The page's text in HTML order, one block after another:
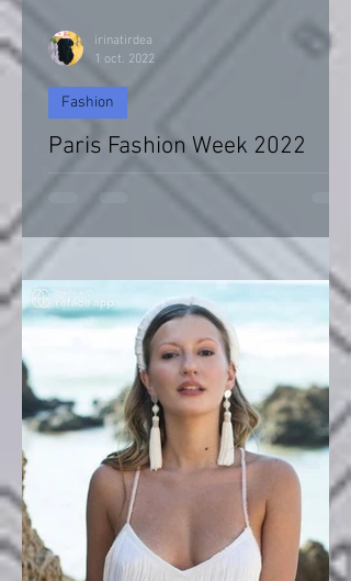
Paris Fashion Week 2022
Paris Fashion Week 2022
Fashion
irinatirdea
1 oct. 2022